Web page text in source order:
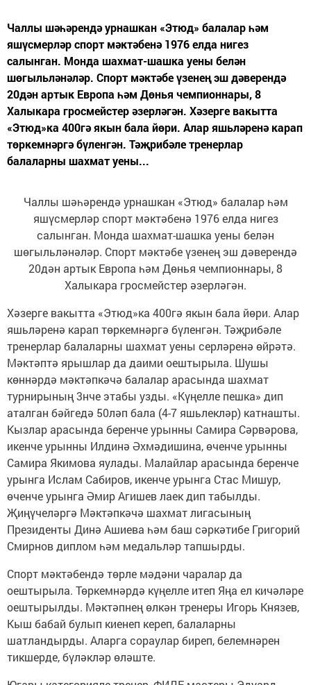
Чаллы шәһәрендә урнашкан «Этюд» балалар һәм
яшүсмерләр спорт мәктәбенә 1976 елда нигез
салынган. Монда шахмат-шашка уены белән
шөгыльләнәләр. Спорт мәктәбе үзенең эш дәверендә
20дән артык Европа һәм Дөнья чемпионнары, 8
Халыкара гросмейстер әзерләгән. Хәзерге вакытта
«Этюд»ка 400гә якын бала йөри. Алар яшьләренә карап
төркемнәргә бүленгән. Тәҗрибәле тренерлар
балаларны шахмат уены...
Чаллы шәһәрендә урнашкан «Этюд» балалар һәм
яшүсмерләр спорт мәктәбенә 1976 елда нигез
салынган. Монда шахмат-шашка уены белән
шөгыльләнәләр. Спорт мәктәбе үзенең эш дәверендә
20дән артык Европа һәм Дөнья чемпионнары, 8
Халыкара гросмейстер әзерләгән.
Хәзерге вакытта «Этюд»ка 400гә якын бала йөри. Алар
яшьләренә карап төркемнәргә бүленгән. Тәҗрибәле
тренерлар балаларны шахмат уены серләренә өйрәтә.
Мәктәптә ярышлар да даими оештырыла. Шушы
көннәрдә мәктәпкәчә балалар арасында шахмат
турнирының 3нче этабы узды. «Күңелле пешка» дип
аталган бәйгедә 50ләп бала (4-7 яшьлекләр) катнашты.
Кызлар арасында беренче урынны Самира Сәрвәрова,
икенче урынны Илдинә Әхмәдишина, өченче урынны
Самира Якимова яулады. Малайлар арасында беренче
урынга Ислам Сабиров, икенче урынга Стас Мишур,
өченче урынга Әмир Агишев лаек дип табылды.
Җиңүчеләргә Мәктәпкәчә шахмат лигасының
Президенты Динә Ашиева һәм баш сәркәтибе Григорий
Смирнов диплом һәм медальләр тапшырды.
Спорт мәктәбендә төрле мәдәни чаралар да
оештырыла. Төркемнәрдә күңелле итеп Яңа ел кичәләре
оештырылды. Мәктәпнең өлкән тренеры Игорь Князев,
Кыш бабай булып киенеп кереп, балаларны
шатландырды. Аларга сораулар биреп, белемнәрен
тикшерде, бүләкләр өләште.